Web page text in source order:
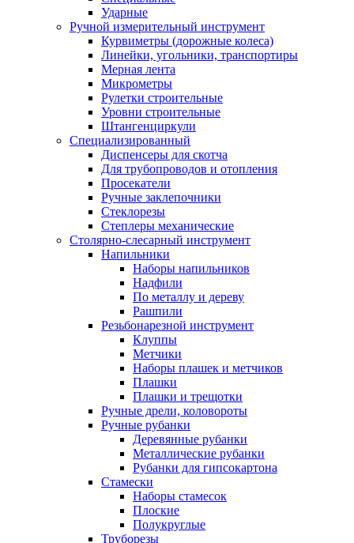
Ударные
Ручной измерительный инструмент
Курвиметры (дорожные колеса)
Линейки, угольники, транспортиры
Мерная лента
Микрометры
Рулетки строительные
Уровни строительные
Штангенциркули
Специализированный
Диспенсеры для скотча
Для трубопроводов и отопления
Просекатели
Ручные заклепочники
Стеклорезы
Степлеры механические
Столярно-слесарный инструмент
Напильники
Наборы напильников
Надфили
По металлу и дереву
Рашпили
Резьбонарезной инструмент
Клуппы
Метчики
Наборы плашек и метчиков
Плашки
Плашки и трещотки
Ручные дрели, коловороты
Ручные рубанки
Деревянные рубанки
Металлические рубанки
Рубанки для гипсокартона
Стамески
Наборы стамесок
Плоские
Полукруглые
Труборезы